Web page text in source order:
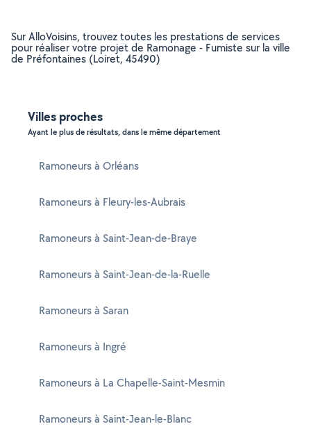
Sur AlloVoisins, trouvez toutes les prestations de services
pour réaliser votre projet de Ramonage - Fumiste sur la ville
de Préfontaines (Loiret, 45490)
Villes proches
Ayant le plus de résultats, dans le même département
Ramoneurs à Orléans
Ramoneurs à Fleury-les-Aubrais
Ramoneurs à Saint-Jean-de-Braye
Ramoneurs à Saint-Jean-de-la-Ruelle
Ramoneurs à Saran
Ramoneurs à Ingré
Ramoneurs à La Chapelle-Saint-Mesmin
Ramoneurs à Saint-Jean-le-Blanc